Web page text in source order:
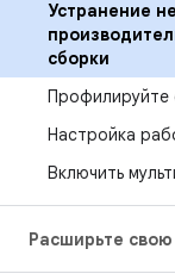
Устранение
сборки
Профилируйте
Настройка
Включить
Расширьте